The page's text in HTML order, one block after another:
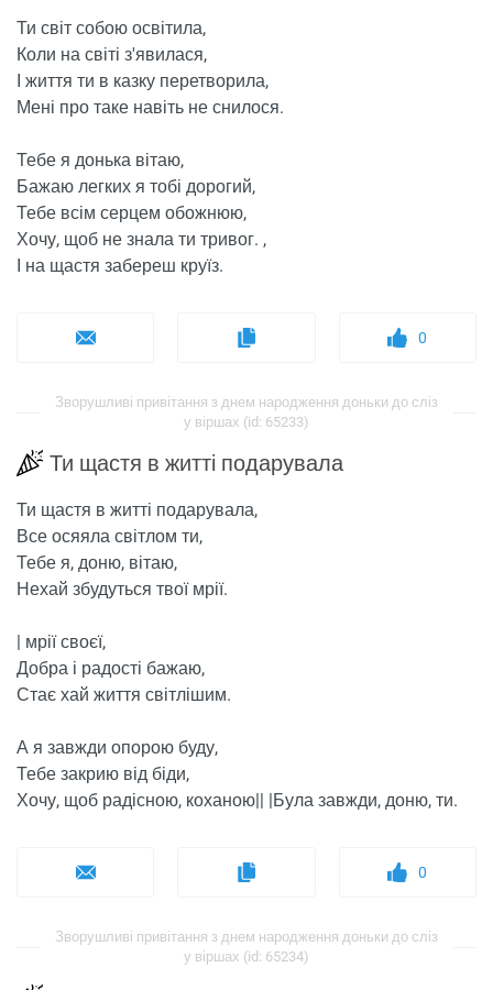
Ти світ собою освітила,
Коли на світі з'явилася,
І життя ти в казку перетворила,
Мені про таке навіть не снилося.
Тебе я донька вітаю,
Бажаю легких я тобі дорогий,
Тебе всім серцем обожнюю,
Хочу, щоб не знала ти тривог. ,
І на щастя забереш круїз.
0
Зворушливі привітання з днем ​​народження доньки до сліз
у віршах (id: 65233)
Ти щастя в житті подарувала
Ти щастя в житті подарувала,
Все осяяла світлом ти,
Тебе я, доню, вітаю,
Нехай збудуться твої мрії.
| мрії своєї,
Добра і радості бажаю,
Стає хай життя світлішим.
А я завжди опорою буду,
Тебе закрию від біди,
Хочу, щоб радісною, коханою|| |Була завжди, доню, ти.
0
Зворушливі привітання з днем ​​народження доньки до сліз
у віршах (id: 65234)